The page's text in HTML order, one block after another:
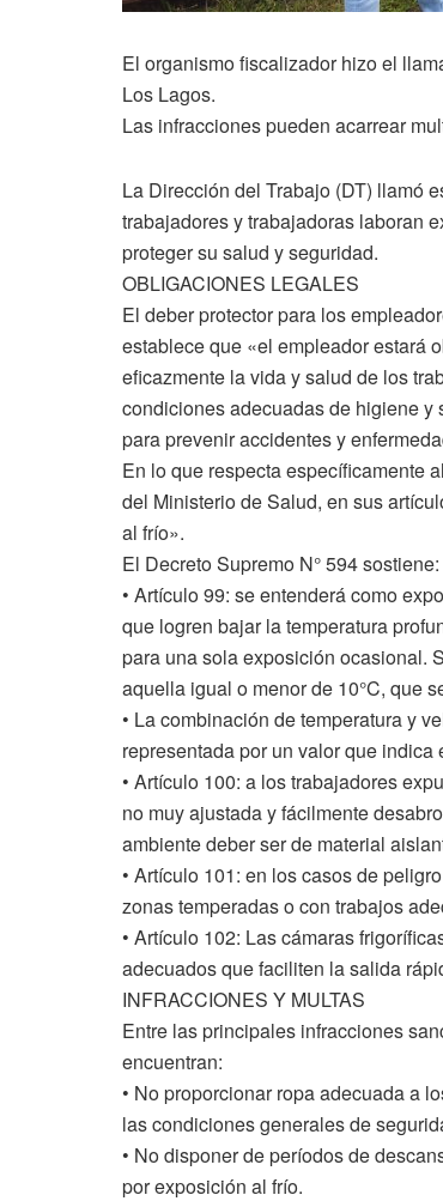
El organismo fiscalizador hizo el
Los Lagos.
Las infracciones pueden acarrear
La Dirección del Trabajo (DT) llamó
trabajadores y trabajadoras laboran
proteger su salud y seguridad.
OBLIGACIONES LEGALES
El deber protector para los
establece que «el empleador estará
eficazmente la vida y salud de los
condiciones adecuadas de higiene
para prevenir accidentes y
En lo que respecta específicamente
del Ministerio de Salud, en sus
al frío».
El Decreto Supremo N° 594 sostiene:
• Artículo 99: se entenderá como
que logren bajar la temperatura
para una sola exposición ocasional.
aquella igual o menor de 10°C, que
• La combinación de temperatura y
representada por un valor que
• Artículo 100: a los trabajadores
no muy ajustada y fácilmente
ambiente deber ser de material
• Artículo 101: en los casos de
zonas temperadas o con trabajos
• Artículo 102: Las cámaras
adecuados que faciliten la salida
INFRACCIONES Y MULTAS
Entre las principales infracciones
encuentran:
• No proporcionar ropa adecuada a
las condiciones generales de
• No disponer de períodos de
por exposición al frío.